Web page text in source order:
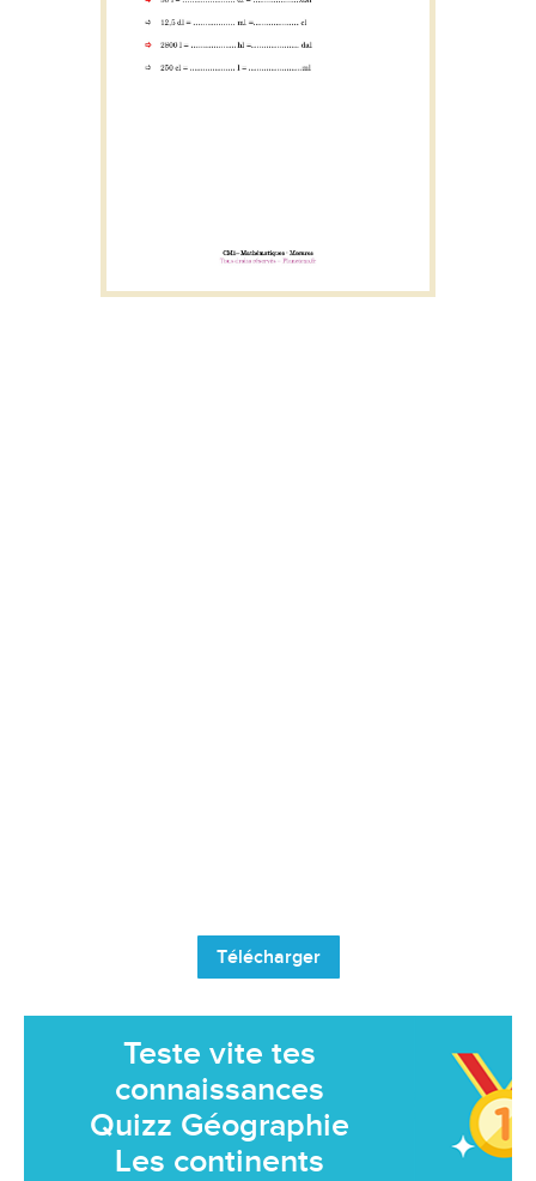
Télécharger
Teste vite tes
connaissances
Quizz Géographie
Les continents